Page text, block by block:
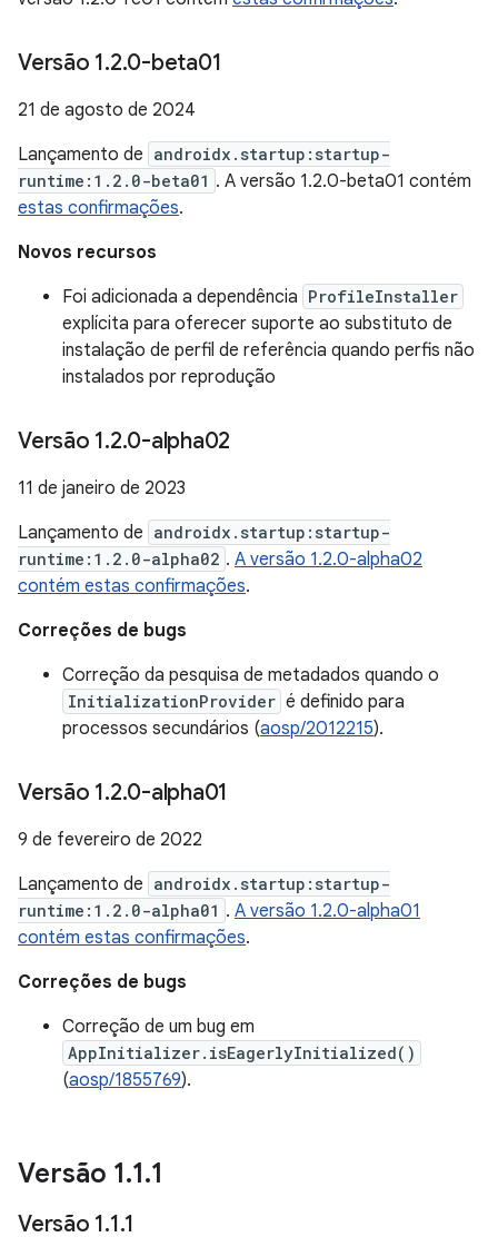
Versão 1.2.0-beta01
21 de agosto de 2024
Lançamento de androidx.startup:startup-
runtime:1.2.0-beta01 . A versão 1.2.0-beta01 contém
estas confirmações.
Novos recursos
Foi adicionada a dependência ProfileInstaller
explícita para oferecer suporte ao substituto de
instalação de perfil de referência quando perfis não
instalados por reprodução
Versão 1.2.0-alpha02
11 de janeiro de 2023
Lançamento de androidx.startup:startup-
runtime:1.2.0-alpha02 . A versão 1.2.0-alpha02
contém estas confirmações.
Correções de bugs
Correção da pesquisa de metadados quando o
InitializationProvider é definido para
processos secundários (aosp/2012215).
Versão 1.2.0-alpha01
9 de fevereiro de 2022
Lançamento de androidx.startup:startup-
runtime:1.2.0-alpha01 . A versão 1.2.0-alpha01
contém estas confirmações.
Correções de bugs
Correção de um bug em
AppInitializer.isEagerlyInitialized()
(aosp/1855769).
Versão 1.1.1
Versão 1.1.1